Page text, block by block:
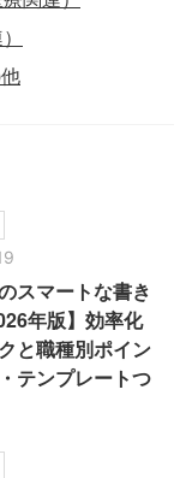
スマートな書き
年版】効率化
と職種別ポイン
テンプレートつ